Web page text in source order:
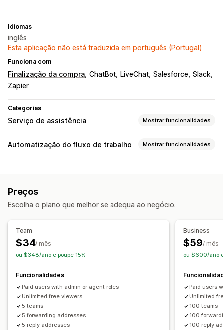
Idiomas
inglês
Esta aplicação não está traduzida em português (Portugal)
Funciona com
Finalização da compra ChatBot LiveChat Salesforce Slack
Zapier
Categorias
Serviço de assistência Mostrar funcionalidades
Canais
Automatização do fluxo de trabalho
Resposta automática
Modelos de resposta
Resumos de inteligência artificial
Emissão de bilhetes
Caixa de entrada unificada
Acionadores baseados em regras
Notificações de clientes
Várias lojas
Análise de dados Relatórios
Automatização do fluxo de trabalho Mostrar funcionalidades
Respostas por e-mail
Baseado no tempo Processamento de encomendas
APIs
Lógica condicional
Acionadores personalizados
Modelos
Preços
Escolha o plano que melhor se adequa ao negócio.
Team
$34/ mês
ou $348/ano e poupe 15%
Funcionalidades
Paid users with admin or agent roles
Unlimited free viewers
5 teams
5 forwarding addresses
5 reply addresses
Business
$59/ mês
ou $600/ano
Paid users
Unlimited
100 teams
100
100 reply